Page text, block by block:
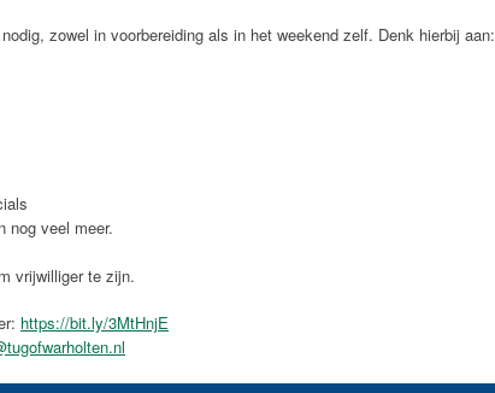
zowel in voorbereiding als in het weekend zelf. Denk hierbij aan:
nog veel meer.
vrijwilliger te zijn.
https://bit.ly/3MtHnjE